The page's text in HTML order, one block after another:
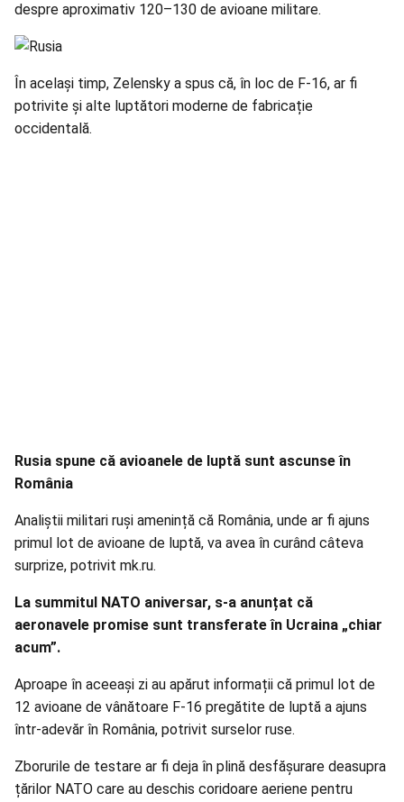
despre aproximativ 120–130 de avioane militare.
În același timp, Zelensky a spus că, în loc de F-16, ar fi
potrivite și alte luptători moderne de fabricație
occidentală.
Rusia spune că avioanele de luptă sunt ascunse în
România
Analiștii militari ruși amenință că România, unde ar fi ajuns
primul lot de avioane de luptă, va avea în curând câteva
surprize, potrivit mk.ru.
La summitul NATO aniversar, s-a anunțat că
aeronavele promise sunt transferate în Ucraina „chiar
acum”.
Aproape în aceeași zi au apărut informații că primul lot de
12 avioane de vânătoare F-16 pregătite de luptă a ajuns
într-adevăr în România, potrivit surselor ruse.
Zborurile de testare ar fi deja în plină desfășurare deasupra
țărilor NATO care au deschis coridoare aeriene pentru